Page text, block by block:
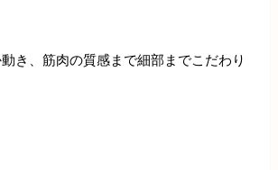
き、筋肉の質感まで細部までこだわり